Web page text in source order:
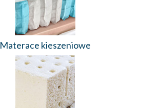
Materace kieszeniowe